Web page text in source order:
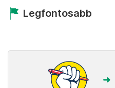
Legfontosabb